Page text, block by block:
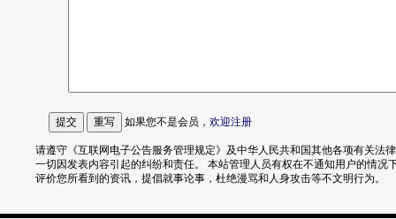
如果您不是会员， 欢迎注册
请遵守《互联网电子公告服务管理规定》及中华人民共和国其他各项有关法
一切因发表内容引起的纠纷和责任。 本站管理人员有权在不通知用户的情况
评价您所看到的资讯，提倡就事论事，杜绝漫骂和人身攻击等不文明行为。